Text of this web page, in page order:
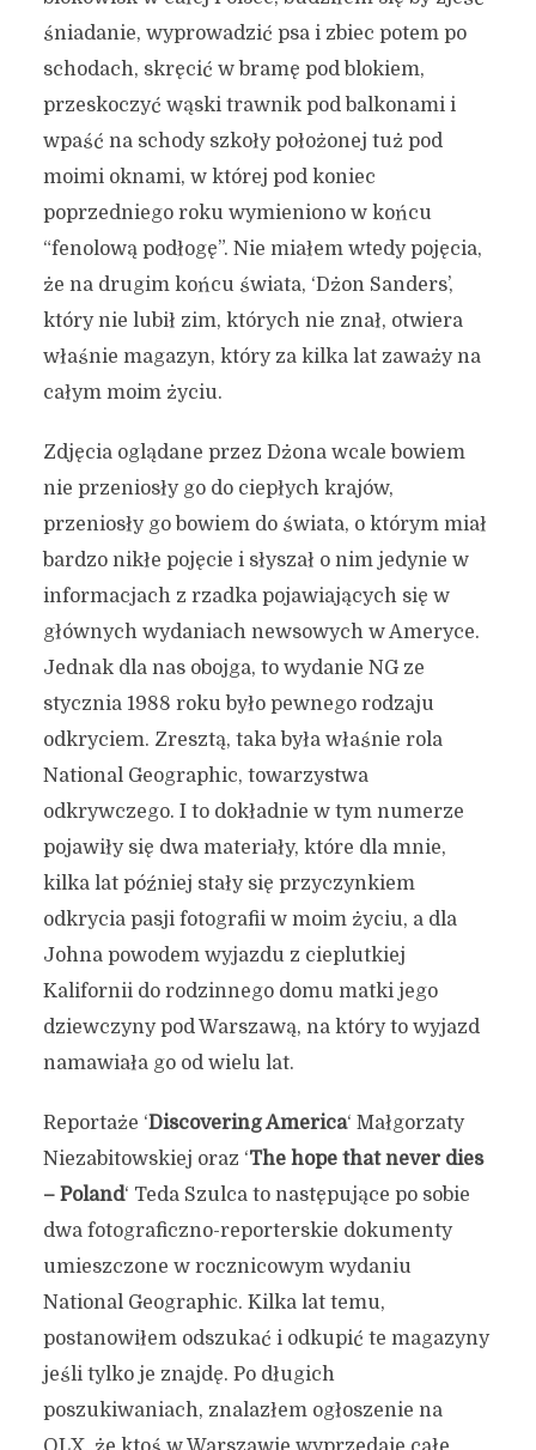
śniadanie, wyprowadzić psa i zbiec potem po
schodach, skręcić w bramę pod blokiem,
przeskoczyć wąski trawnik pod balkonami i
wpaść na schody szkoły położonej tuż pod
moimi oknami, w której pod koniec
poprzedniego roku wymieniono w końcu
“fenolową podłogę”. Nie miałem wtedy pojęcia,
że na drugim końcu świata, ‘Dżon Sanders’,
który nie lubił zim, których nie znał, otwiera
właśnie magazyn, który za kilka lat zaważy na
całym moim życiu.
Zdjęcia oglądane przez Dżona wcale bowiem
nie przeniosły go do ciepłych krajów,
przeniosły go bowiem do świata, o którym miał
bardzo nikłe pojęcie i słyszał o nim jedynie w
informacjach z rzadka pojawiających się w
głównych wydaniach newsowych w Ameryce.
Jednak dla nas obojga, to wydanie NG ze
stycznia 1988 roku było pewnego rodzaju
odkryciem. Zresztą, taka była właśnie rola
National Geographic, towarzystwa
odkrywczego. I to dokładnie w tym numerze
pojawiły się dwa materiały, które dla mnie,
kilka lat później stały się przyczynkiem
odkrycia pasji fotografii w moim życiu, a dla
Johna powodem wyjazdu z cieplutkiej
Kalifornii do rodzinnego domu matki jego
dziewczyny pod Warszawą, na który to wyjazd
namawiała go od wielu lat.
Reportaże ‘Discovering America‘ Małgorzaty
Niezabitowskiej oraz ‘The hope that never dies
– Poland‘ Teda Szulca to następujące po sobie
dwa fotograficzno-reporterskie dokumenty
umieszczone w rocznicowym wydaniu
National Geographic. Kilka lat temu,
postanowiłem odszukać i odkupić te magazyny
jeśli tylko je znajdę. Po długich
poszukiwaniach, znalazłem ogłoszenie na